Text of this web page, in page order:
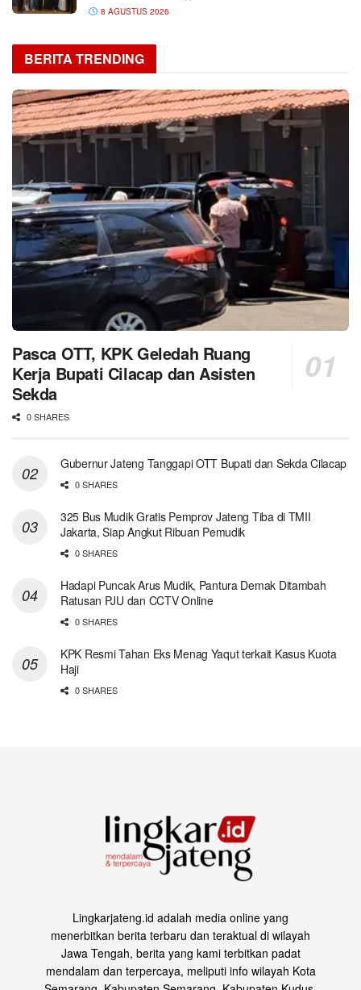
8 AGUSTUS 2026
BERITA TRENDING
Pasca OTT, KPK Geledah Ruang
Kerja Bupati Cilacap dan Asisten
Sekda
0 SHARES
Gubernur Jateng Tanggapi OTT Bupati dan Sekda Cilacap
0 SHARES
325 Bus Mudik Gratis Pemprov Jateng Tiba di TMII
Jakarta, Siap Angkut Ribuan Pemudik
0 SHARES
Hadapi Puncak Arus Mudik, Pantura Demak Ditambah
Ratusan PJU dan CCTV Online
0 SHARES
KPK Resmi Tahan Eks Menag Yaqut terkait Kasus Kuota
Haji
0 SHARES
Lingkarjateng.id adalah media online yang
menerbitkan berita terbaru dan teraktual di wilayah
Jawa Tengah, berita yang kami terbitkan padat
mendalam dan terpercaya, meliputi info wilayah Kota